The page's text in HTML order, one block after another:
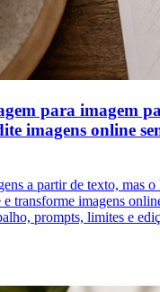
para imagem
imagens online
a partir de texto, mas o
transforme imagens
prompts, limites e